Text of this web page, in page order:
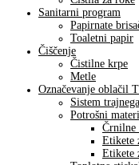
Sanitarni program
Papirnate
Toaletni papir
Čiščenje
Čistilne krpe
Metle
Označevanje oblačil
Sistem
Potrošni
Črnilne
Etikete
Etikete